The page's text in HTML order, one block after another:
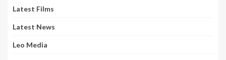
Latest Films
Latest News
Leo Media